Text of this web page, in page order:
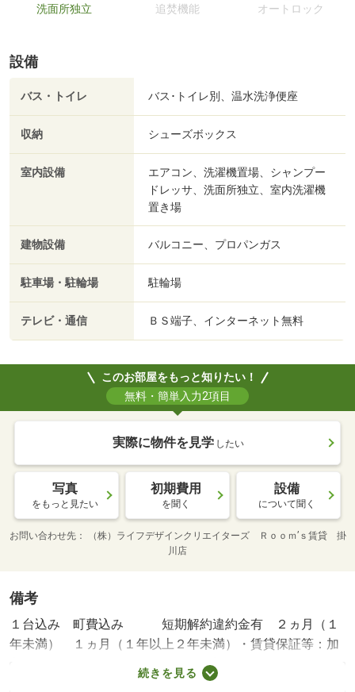
洗面所独立 追焚機能 オートロック
設備
バス・トイレ バス･トイレ別、温水洗浄便座
収納 シューズボックス
室内設備
エアコン、洗濯機置場、シャンプー
ドレッサ、洗面所独立、室内洗濯機
置き場
建物設備 バルコニー、プロパンガス
駐車場・駐輪場 駐輪場
テレビ・通信 ＢＳ端子、インターネット無料
このお部屋をもっと知りたい！
無料・簡単入力2項目
実際に物件を見学 したい
写真
をもっと見たい
初期費用
を聞く
設備
について聞く
お問い合わせ先
（株）ライフデザインクリエイターズ Ｒｏｏｍ’ｓ賃貸 掛
川店
備考
１台込み 町費込み 短期解約違約金有 ２ヵ月（１
年未満） １ヵ月（１年以上２年未満）・賃貸保証等：加
入要（ＭＳフルサポート利用必須 初回登録料・・・２，
２００円 初回保証料・・・１，０００円 月額保証
続きを見る